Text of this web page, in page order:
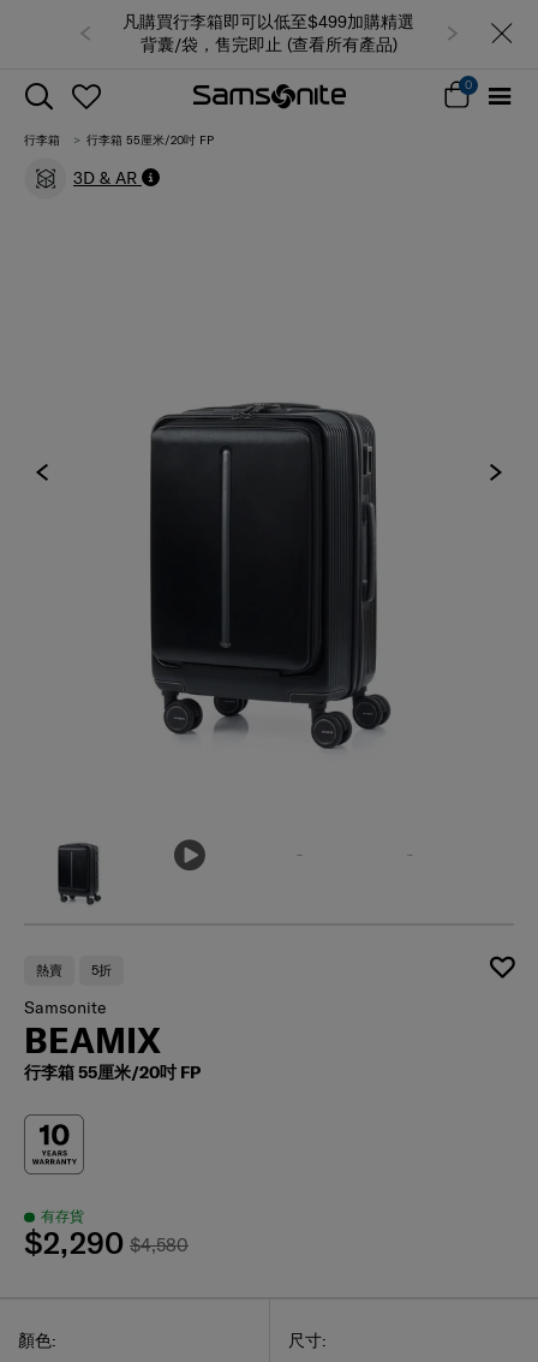
凡購買行李箱即可以低至$499加購精選
背囊/袋，售完即止 (查看所有產品)
0
行李箱 行李箱 55厘米/20吋 FP
3D & AR
熱賣 5折
Samsonite
BEAMIX
行李箱 55厘米/20吋 FP
有存貨
$4,580
$2,290
選擇尺碼
Select
尺寸:
Select
顏色: